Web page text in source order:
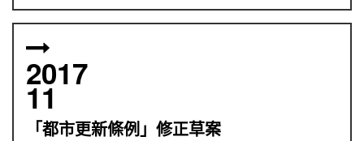
2017
11
「都市更新條例」修正草案